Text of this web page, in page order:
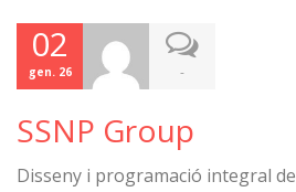
02
gen. 26 -
SSNP Group
Disseny i programació integral